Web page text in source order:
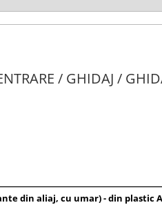
/ GHIDAJ /
din aliaj, cu umar) - din plastic